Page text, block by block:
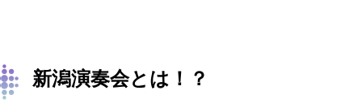
新潟演奏会とは！？